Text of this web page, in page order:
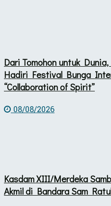
Dari Tomohon untuk
Hadiri Festival Bunga
“Collaboration of Spirit”
08/08/2026
Kasdam XIII/Merdeka
Akmil di Bandara Sam